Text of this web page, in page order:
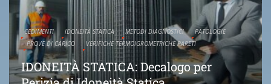
CEDIMENTI IDONEITÀ STATICA METODI DIAGNOSTICI
PATOLOGIE
PROVE DI CARICO
VERIFICHE TERMOIGROMETRICHE PARETI
IDONEITÀ STATICA: Decalogo per